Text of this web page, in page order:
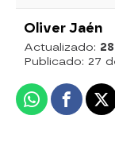
Oliver Jaén
Actualizado:
Publicado: 27
Whatsapp X